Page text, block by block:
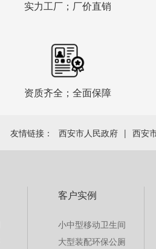
实力工厂；厂价直销
资质齐全；全面保障
友情链接： 西安市人民政府 | 西安
客户实例
小中型移动卫生间
大型装配环保公厕